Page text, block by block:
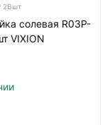
2Bшт
солевая R03P-
VIXION